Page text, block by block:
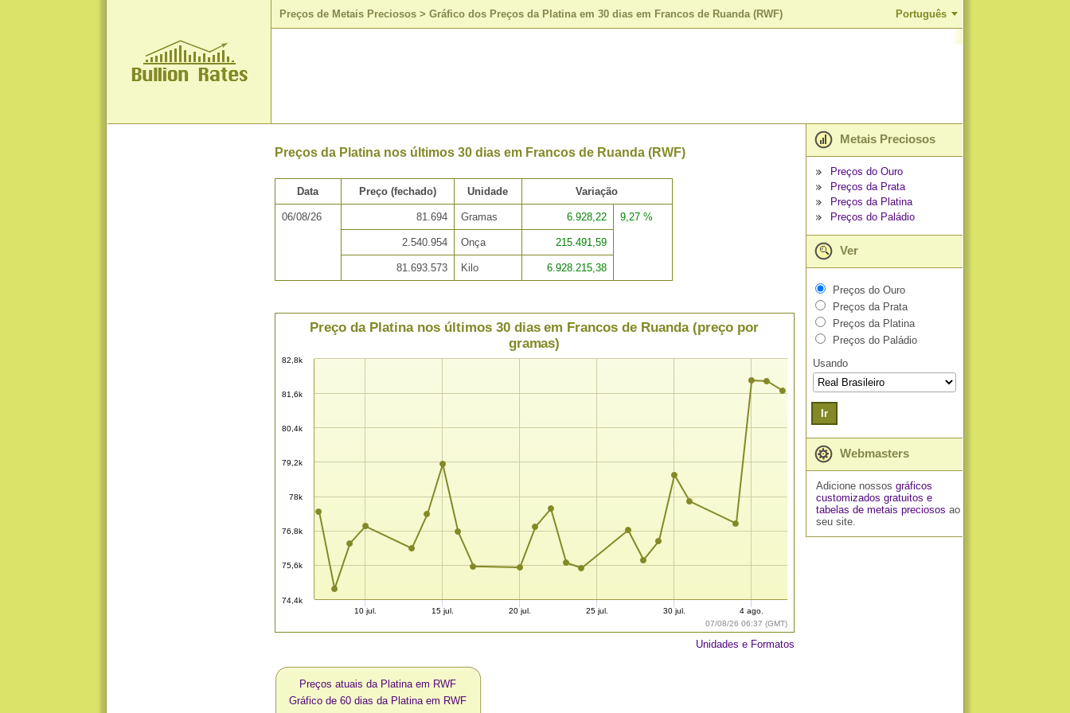
Preços de Metais Preciosos > Gráfico dos Preços da Platina em 30 dias em Francos de Ruanda (RWF) Português
Preços da Platina nos últimos 30 dias em Francos de Ruanda (RWF)
Data Preço (fechado) Unidade Variação
06/08/26 81.694 Gramas 6.928,22 9,27 %
2.540.954 Onça 215.491,59
81.693.573 Kilo 6.928.215,38
07/08/26 06:37 (GMT)
Preço da Platina nos últimos 30 dias em Francos de Ruanda (preço por
gramas)
74,4k
75,6k
76,8k
78k
79,2k
80,4k
81,6k
82,8k
10 jul. 15 jul. 20 jul. 25 jul. 30 jul. 4 ago.
Unidades e Formatos
Preços atuais da Platina em RWF
Gráfico de 60 dias da Platina em RWF
Metais Preciosos
Preços do Ouro
Preços da Prata
Preços da Platina
Preços do Paládio
Ver
Preços do Ouro
Preços da Prata
Preços da Platina
Preços do Paládio
Usando
Ir
Webmasters
Adicione nossos gráficos
customizados gratuitos e
tabelas de metais preciosos ao
seu site.